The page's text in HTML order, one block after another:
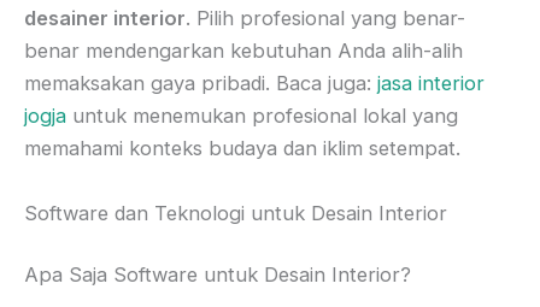
desainer interior. Pilih profesional yang benar-
benar mendengarkan kebutuhan Anda alih-alih
memaksakan gaya pribadi. Baca juga: jasa interior
jogja untuk menemukan profesional lokal yang
memahami konteks budaya dan iklim setempat.
Software dan Teknologi untuk Desain Interior
Apa Saja Software untuk Desain Interior?